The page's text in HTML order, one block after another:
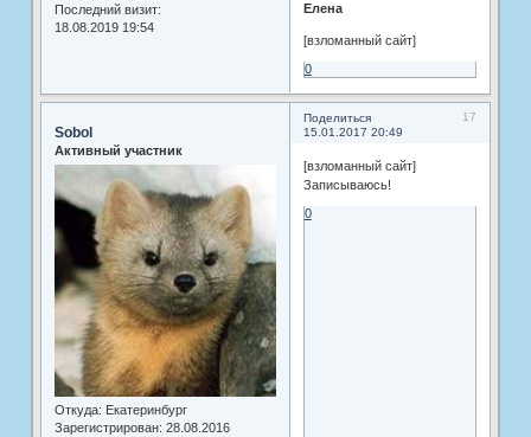
Последний визит:
18.08.2019 19:54
Елена
[взломанный сайт]
0
Поделиться
17
15.01.2017 20:49
Sobol
Активный участник
Откуда: Екатеринбург
Зарегистрирован: 28.08.2016
[взломанный сайт]
Записываюсь!
0